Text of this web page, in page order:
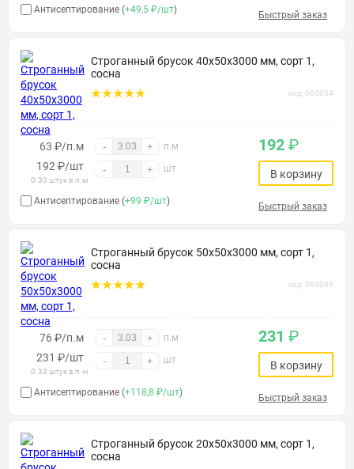
Антисептирование (+49,5 ₽/шт) Быстрый заказ
Строганный брусок 40х50х3000 мм, сорт 1,
сосна
код: 060004
63 ₽/п.м - + п.м
192 ₽/шт
0.33 штук в п.м
- + шт
192 ₽
Антисептирование (+99 ₽/шт)
В корзину
Быстрый заказ
Строганный брусок 50х50х3000 мм, сорт 1,
сосна
код: 060006
76 ₽/п.м - + п.м
231 ₽/шт
0.33 штук в п.м
- + шт
231 ₽
Антисептирование (+118,8 ₽/шт)
В корзину
Быстрый заказ
Строганный брусок 20х50х3000 мм, сорт 1,
сосна